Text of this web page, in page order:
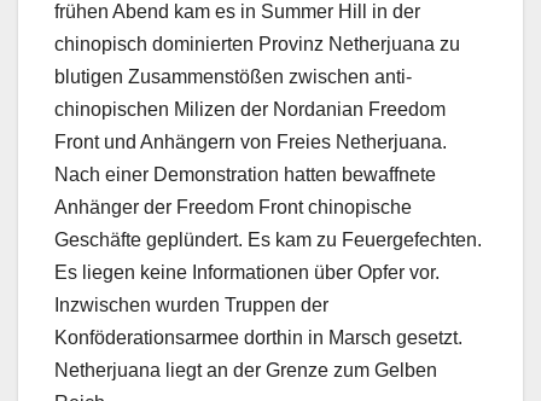
frühen Abend kam es in Summer Hill in der
chinopisch dominierten Provinz Netherjuana zu
blutigen Zusammenstößen zwischen anti-
chinopischen Milizen der Nordanian Freedom
Front und Anhängern von Freies Netherjuana.
Nach einer Demonstration hatten bewaffnete
Anhänger der Freedom Front chinopische
Geschäfte geplündert. Es kam zu Feuergefechten.
Es liegen keine Informationen über Opfer vor.
Inzwischen wurden Truppen der
Konföderationsarmee dorthin in Marsch gesetzt.
Netherjuana liegt an der Grenze zum Gelben